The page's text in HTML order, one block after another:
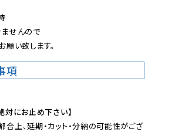
せんので
い致します。
項
対にお止め下さい】
上、延期・カット・分納の可能性がござ